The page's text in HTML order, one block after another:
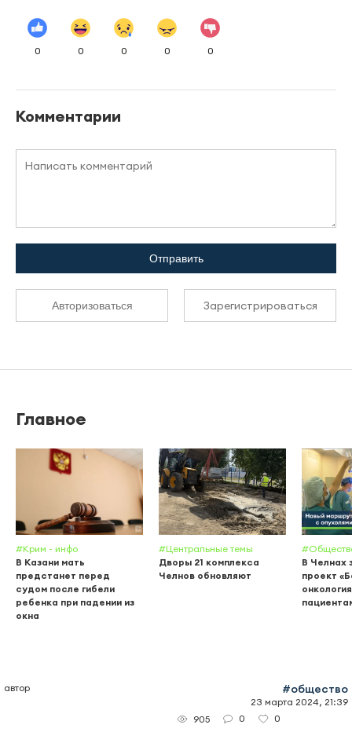
0 0 0 0 0
Комментарии
Отправить
Авторизоваться Зарегистрироваться
Главное
#Крим - инфо
В Казани мать
предстанет перед
судом после гибели
ребенка при падении из
окна
#Центральные темы
Дворы 21 комплекса
Челнов обновляют
В Челнах
проект
автор #общество
23 марта 2024, 21:39
905
0 0